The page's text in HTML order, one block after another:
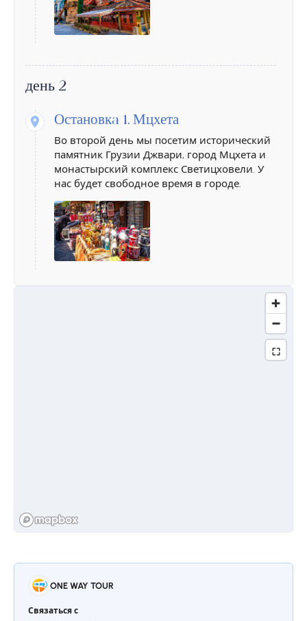
день 2
Остановкa 1. Мцхета
Во второй день мы посетим исторический
памятник Грузии Джвари, город Мцхета и
монастырский комплекс Светицховели. У
нас будет свободное время в городе.
ONE WAY TOUR
Связаться с